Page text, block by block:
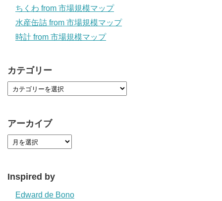
ちくわ from 市場規模マップ
水産缶詰 from 市場規模マップ
時計 from 市場規模マップ
カテゴリー
アーカイブ
Inspired by
Edward de Bono